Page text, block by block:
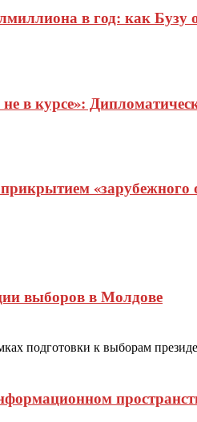
в год: как
в курсе»:
«зарубежного
выборов в Молдове
подготовки к выборам